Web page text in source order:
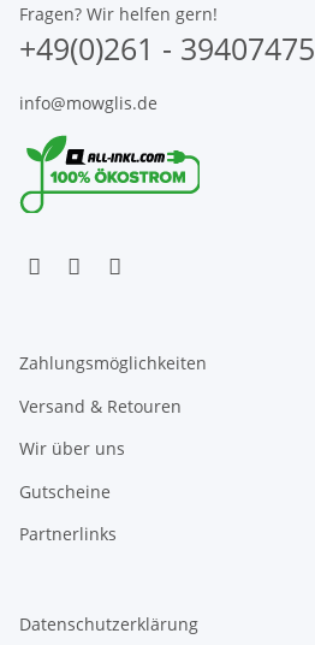
Fragen? Wir helfen gern!
+49(0)261 - 39407475
info@mowglis.de
Zahlungsmöglichkeiten
Versand & Retouren
Wir über uns
Gutscheine
Partnerlinks
Datenschutzerklärung